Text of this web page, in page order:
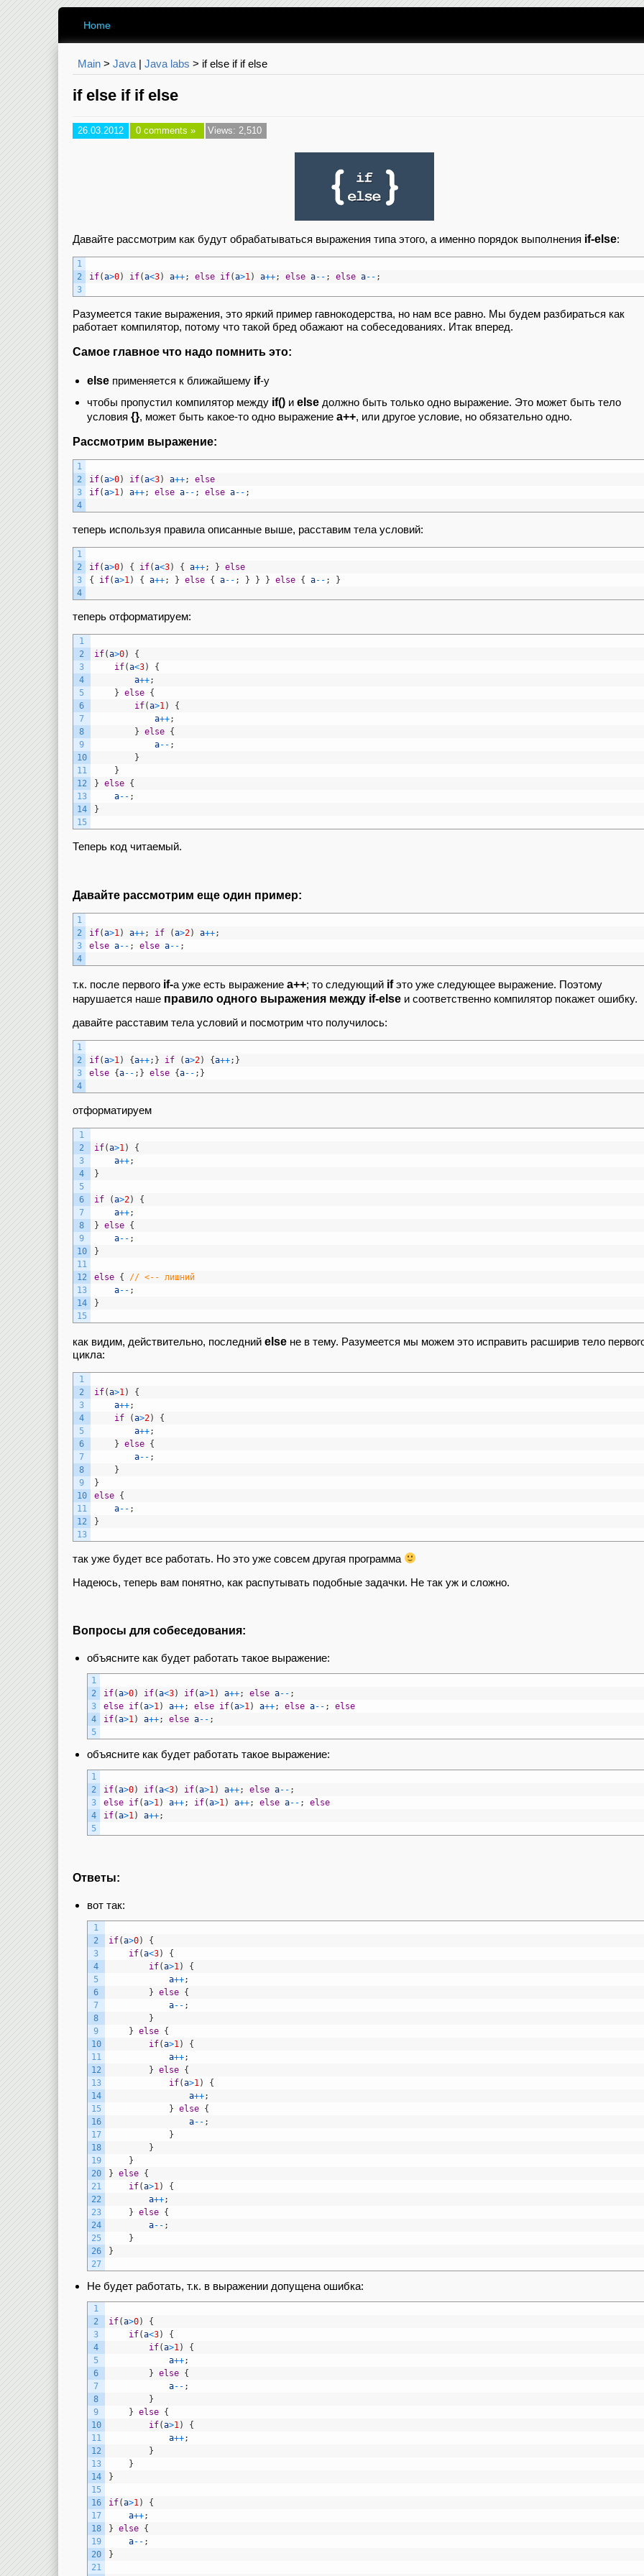
Home
Main> Java| Java labs > if else if if else
if else if if else
26.03.2012 0 comments » Views: 2,510
Давайте рассмотрим как будут обрабатываться выражения типа этого, а именно порядок выполнения if-else:
1
2
3
if(a>0) if(a<3) a++; else if(a>1) a++; else a-- ; else a-- ;
Разумеется такие выражения, это яркий пример гавнокодерства, но нам все равно. Мы будем разбираться как
работает компилятор, потому что такой бред обажают на собеседованиях. Итак вперед.
Самое главное что надо помнить это:
elseприменяется к ближайшему if-у
чтобы пропустил компилятор между if()и elseдолжно быть только одно выражение. Это может быть тело
условия {}, может быть какое-то одно выражение a++, или другое условие, но обязательно одно.
Рассмотрим выражение:
1
2
3
4
if(a>0) if(a<3) a++;
else
if(a>1 ) a++; else a-- ; else a-- ;
теперь используя правила описанные выше, расставим тела условий:
1
2
3
4
if(a>0) { if(a<3) { a++; } else
{
if(a>1 ) { a++; } else { a-- ; } } } else { a-- ; }
теперь отформатируем:
1
2
3
4
5
6
7
8
9
10
11
12
13
14
15
if(a>0)
{
if(a<3)
{
a++;
} else {
if(a>1)
{
a++;
} else {
a-- ;
}
}
} else {
a-- ;
}
Теперь код читаемый.
Давайте рассмотрим еще один пример:
1
2
3
4
if(a>1) a++; if (a>2) a++;
else a-- ; else a-- ;
т.к. после первого if-a уже есть выражение a++; то следующий ifэто уже следующее выражение. Поэтому
нарушается нашеправило одного выражения между if-elseи соответственно компилятор покажет ошибку.
давайте расставим тела условий и посмотрим что получилось:
1
2
3
4
if(a>1) {a++; } if (a>2) {a++; }
else {a-- ; } else {a-- ; }
отформатируем
1
2
3
4
5
6
7
8
9
10
11
12
13
14
15
if(a>1)
{
a++;
}
if (a>2)
{
a++;
} else {
a-- ;
}
else {
// <-- лишний
a-- ;
}
как видим, действительно, последний elseне в тему. Разумеется мы можем это исправить расширив тело
цикла:
1
2
3
4
5
6
7
8
9
10
11
12
13
if(a>1 )
{
a++;
if
(a>2)
{
a++;
} else {
a-- ;
}
}
else {
a-- ;
}
так уже будет все работать. Но это уже совсем другая программа
Надеюсь, теперь вам понятно, как распутывать подобные задачки. Не так уж и сложно.
Вопросы для собеседования:
объясните как будет работать такое выражение:
1
2
3
4
5
if(a>0) if(a<3) if(a>1) a++; else a-- ;
else if(a>1) a++; else if(a>1) a++; else a-- ;
else
if(a>1) a++; else a-- ;
объясните как будет работать такое выражение:
1
2
3
4
5
if(a>0) if(a<3) if(a>1) a++; else a-- ;
else if(a>1) a++; if(a>1) a++; else a-- ;
else
if(a>1) a++;
Ответы:
вот так:
1
2
3
4
5
6
7
8
9
10
11
12
13
14
15
16
17
18
19
20
21
22
23
24
25
26
27
if(a>0)
{
if(a<3)
{
if(a>1)
{
a++;
} else {
a-- ;
}
} else {
if(a>1)
{
a++;
} else {
if(a>1)
{
a++;
} else {
a-- ;
}
}
}
} else {
if(a>1)
{
a++;
} else {
a-- ;
}
}
Не будет работать, т.к. в выражении допущена ошибка:
1
2
3
4
5
6
7
8
9
10
11
12
13
14
15
16
17
18
19
20
21
if(a>0)
{
if(a<3)
{
if(a>1)
{
a++;
} else {
a-- ;
}
} else {
if(a>1)
{
a++;
}
}
}
if(a>1)
{
a++;
} else {
a-- ;
}